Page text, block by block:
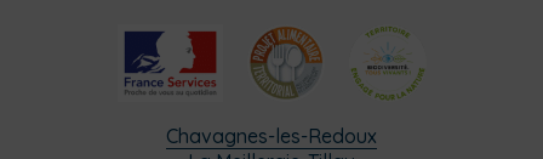
Chavagnes-les-Redoux